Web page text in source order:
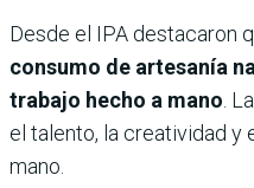
Desde el IPA destacaron
consumo de artesanía
trabajo hecho a mano .
el talento, la creatividad y
mano.